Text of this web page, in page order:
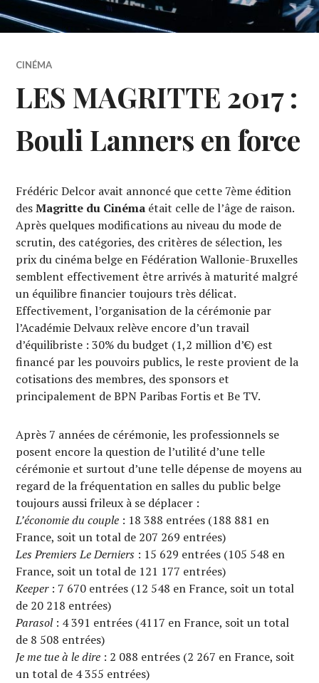
CINÉMA
LES MAGRITTE 2017 :
Bouli Lanners en force
Frédéric Delcor avait annoncé que cette 7ème édition
desMagritte du Cinéma était celle de l’âge de raison.
Après quelques modifications au niveau du mode de
scrutin, des catégories, des critères de sélection, les
prix du cinéma belge en Fédération Wallonie-Bruxelles
semblent effectivement être arrivés à maturité malgré
un équilibre financier toujours très délicat.
Effectivement, l’organisation de la cérémonie par
l’Académie Delvaux relève encore d’un travail
d’équilibriste : 30% du budget (1,2 million d’€) est
financé par les pouvoirs publics, le reste provient de la
cotisations des membres, des sponsors et
principalement de BPN Paribas Fortis et Be TV.
Après 7 années de cérémonie, les professionnels se
posent encore la question de l’utilité d’une telle
cérémonie et surtout d’une telle dépense de moyens au
regard de la fréquentation en salles du public belge
toujours aussi frileux à se déplacer :
L’économie du couple : 18 388 entrées (188 881 en
France, soit un total de 207 269 entrées)
Les Premiers Le Derniers : 15 629 entrées (105 548 en
France, soit un total de 121 177 entrées)
Keeper: 7 670 entrées (12 548 en France, soit un total
de 20 218 entrées)
Parasol: 4 391 entrées (4117 en France, soit un total
de 8 508 entrées)
Je me tue à le dire : 2 088 entrées (2 267 en France, soit
un total de 4 355 entrées)